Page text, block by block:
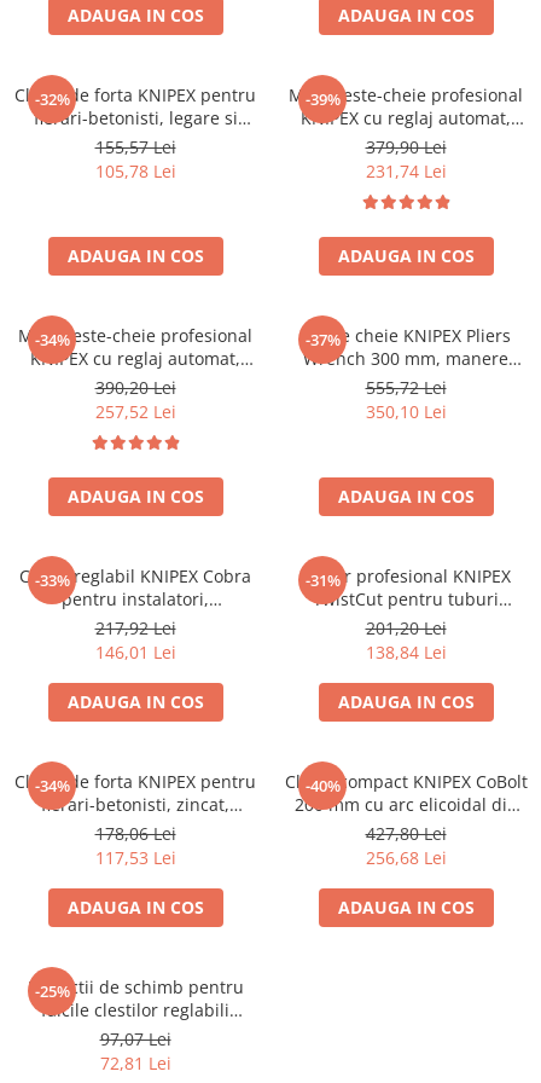
ADAUGA IN COS ADAUGA IN COS
-32%
Cleste de forta KNIPEX pentru
fierari-betonisti, legare si
torsionare sarma pentru
armaturi, latime falci 25 mm,
250 mm, fabricat in Germania
155,57 Lei
105,78 Lei
ADAUGA IN COS
-39%
Mini cleste-cheie profesional
KNIPEX cu reglaj automat,
pentru mecanica fina,
instalatii sanitare si service,
manere acoperite cu plastic
pentru confort si protectia
mainii, 150 mm, fabricat in
German
379,90 Lei
231,74 Lei
ADAUGA IN COS
-34%
Mini cleste-cheie profesional
KNIPEX cu reglaj automat,
pentru mecanica fina,
instalatii sanitare si service,
manere acoperite cu plastic
pentru confort si protectia
mainii, 180 mm, fabricat in
German
390,20 Lei
257,52 Lei
ADAUGA IN COS
-37%
Cleste cheie KNIPEX Pliers
Wrench 300 mm, manere
plastic, pentru instalatii
sanitare, industrie si
mentenanta, fabricat in
555,72 Lei
350,10 Lei
ADAUGA IN COS
-33%
Cleste reglabil KNIPEX Cobra
pentru instalatori,
autoblocant, cleste papagal
profesional, manere
multicomponent, 180 mm,
fabricat in Germania 87 02
180
217,92 Lei
146,01 Lei
ADAUGA IN COS
-31%
Cutter profesional KNIPEX
TwistCut pentru tuburi
ondulate si copex, diametru
maxim 32 mm, fabricat in
Germania 90 22 01 SB
201,20 Lei
138,84 Lei
ADAUGA IN COS
-34%
Cleste de forta KNIPEX pentru
fierari-betonisti, zincat,
pentru legare si torsionare
sarma pentru armaturi,
latime falci 25 mm, 250 mm,
fabricat in Germania 99 14
250
178,06 Lei
117,53 Lei
ADAUGA IN COS
-40%
Cleste compact KNIPEX CoBolt
200 mm cu arc elicoidal din
otel, taietor pentru suruburi,
cuie si nituri pana la 5,2 mm,
manere ergonomice, fabricat
in Germania 71 22 200
427,80 Lei
256,68 Lei
ADAUGA IN COS
-25%
Protectii de schimb pentru
falcile clestilor reglabili
KNIPEX seria 81 XX 250, 2
perechi, pentru protectia
97,07 Lei
72,81 Lei